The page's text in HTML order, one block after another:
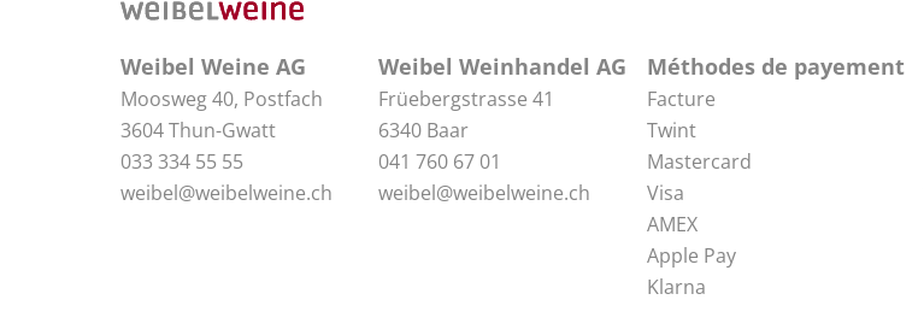
Weibel Weine AG
Moosweg 40, Postfach
3604 Thun-Gwatt
033 334 55 55
weibel@weibelweine.ch
Weibel Weinhandel AG
Früebergstrasse 41
6340 Baar
041 760 67 01
weibel@weibelweine.ch
Méthodes de payement
Facture
Twint
Mastercard
Visa
AMEX
Apple Pay
Klarna